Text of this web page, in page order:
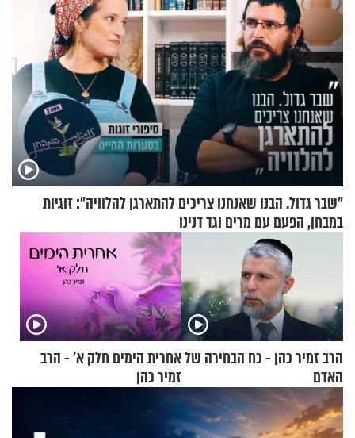
"שבר גדול. הבנו שאנחנו צריכים להתארגן להלוויה": זוגיות
במבחן, הפעם עם מרים וגד דנינו
הרב זמיר כהן - כח הבחירה של
האדם
אחרית הימים חלק א’ - הרב
זמיר כהן